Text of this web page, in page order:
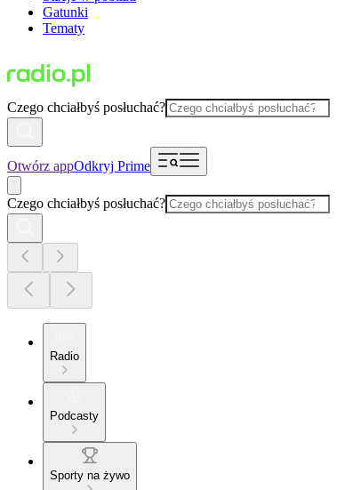
Gatunki
Tematy
Czego chciałbyś posłuchać?
Otwórz appOdkryj Prime
Czego chciałbyś posłuchać?
Radio
Podcasty
Sporty na żywo